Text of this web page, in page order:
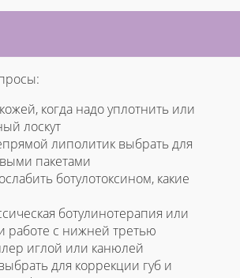
когда надо уплотнить или
лоскут
липолитик выбрать для
пакетами
ботулотоксином, какие
ботулинотерапия или
работе с нижней третью
иглой или канюлей
для коррекции губ и